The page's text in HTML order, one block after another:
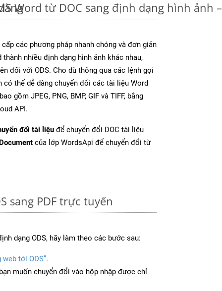
Word từ DOC sang định dạng hình ảnh
các phương pháp nhanh chóng và đơn giản
nhiều định dạng hình ảnh khác nhau,
đối với ODS. Cho dù thông qua các lệnh gọi
có thể dễ dàng chuyển đổi các tài liệu Word
gồm JPEG, PNG, BMP, GIF và TIFF, bằng
API.
đổi tài liệu để chuyển đổi DOC tài liệu
của lớp WordsApi để chuyển đổi từ
sang PDF trực tuyến
dạng ODS, hãy làm theo các bước sau:
web tới ODS”.
muốn chuyển đổi vào hộp nhập được chỉ